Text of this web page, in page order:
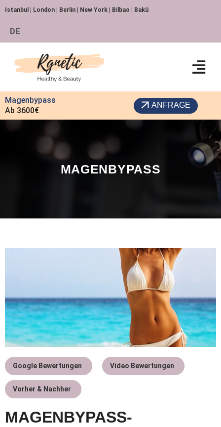
Istanbul | London | Berlin | New York | Bilbao | Bakü
DE
Magenbypass
Ab 3600€
ANFRAGE
MAGENBYPASS
Google Bewertungen Video Bewertungen
Vorher & Nachher
MAGENBYPASS-